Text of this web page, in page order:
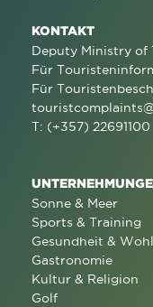
KONTAKT
Deputy Ministry of
Für
Für
T: (+357) 22691100
Sonne & Meer
Sports & Training
Gesundheit &
Gastronomie
Kultur & Religion
Golf